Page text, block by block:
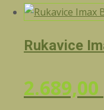
Rukavice
2.689,00